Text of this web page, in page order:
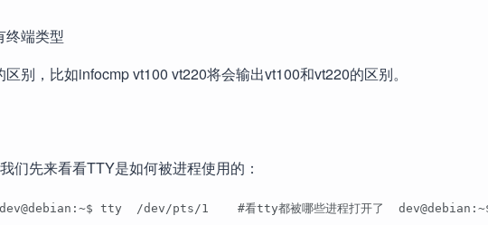
终端类型
别，比如infocmp vt100 vt220将会输出vt100和vt220的区别。
们先来看看TTY是如何被进程使用的：
dev@debian:~$ tty  /dev/pts/1    #看tty都被哪些进程打开了